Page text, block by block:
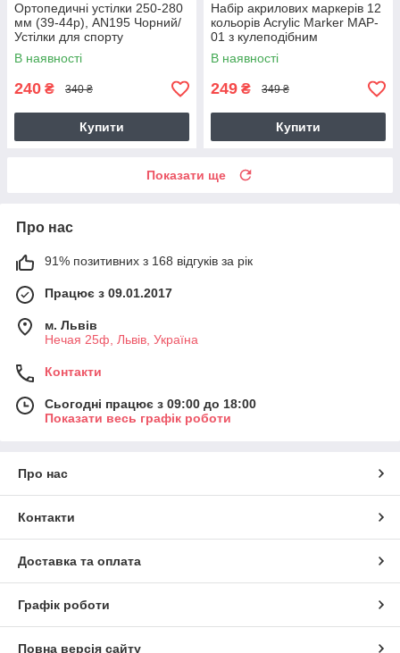
Ортопедичні устілки 250-280
мм (39-44р), AN195 Чорний/
Устілки для спорту
універсальні/Рережні устілки
для взуття
В наявності
240 ₴ 340 ₴
Купити
Набір акрилових маркерів 12
кольорів Acrylic Marker MAP-
01 з кулеподібним
наконечником у кейсі
В наявності
249 ₴ 349 ₴
Купити
Показати ще
Про нас
91% позитивних з 168 відгуків за рік
Працює з 09.01.2017
м. Львів
Нечая 25ф, Львів, Україна
Контакти
Сьогодні працює з 09:00 до 18:00
Показати весь графік роботи
Про нас
Контакти
Доставка та оплата
Графік роботи
Повна версія сайту